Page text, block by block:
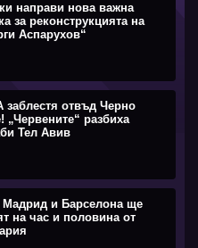
направи нова важна
за реконструкцията на
Аспарухов“
заблестя отвъд Черно
„Червените“ разбиха
Тел Авив
Мадрид и Барселона ще
на час и половина от